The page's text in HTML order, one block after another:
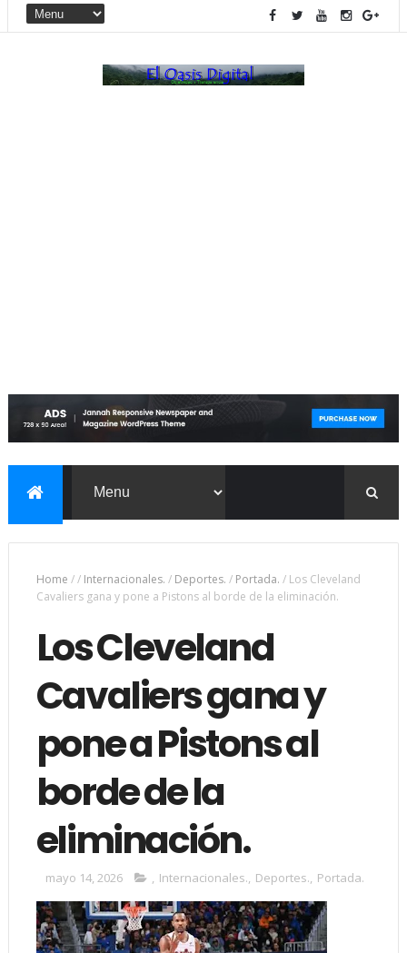
Home // Internacionales. / Deportes. / Portada. / Los Cleveland
Cavaliers gana y pone a Pistons al borde de la eliminación.
Los Cleveland
Cavaliers gana y
pone a Pistons al
borde de la
eliminación.
mayo 14, 2026 , Internacionales., Deportes., Portada.